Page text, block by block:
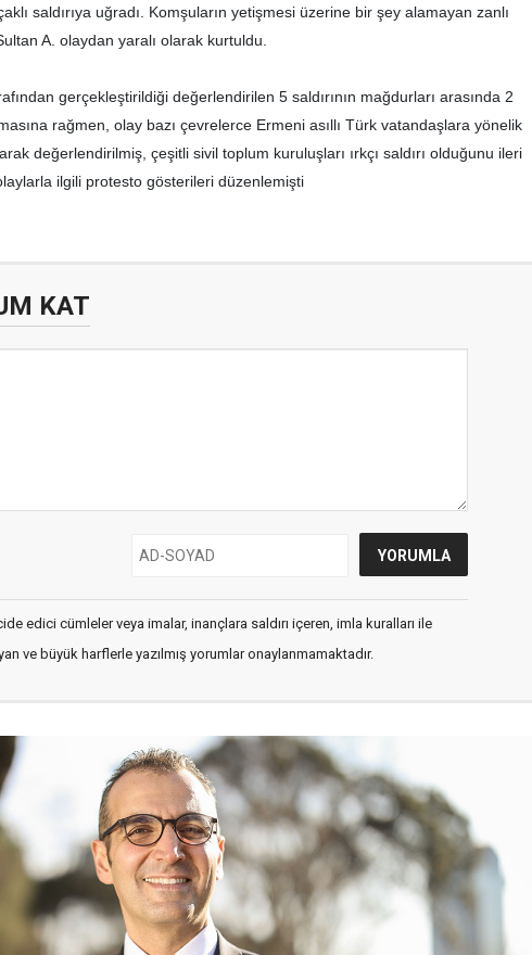
saldırıya uğradı. Komşuların yetişmesi üzerine bir şey alamayan zanlı
A. olaydan yaralı olarak kurtuldu.
gerçekleştirildiği değerlendirilen 5 saldırının mağdurları arasında 2
rağmen, olay bazı çevrelerce Ermeni asıllı Türk vatandaşlara yönelik
değerlendirilmiş, çeşitli sivil toplum kuruluşları ırkçı saldırı olduğunu ileri
ilgili protesto gösterileri düzenlemişti
KAT
edici cümleler veya imalar, inançlara saldırı içeren, imla kuralları ile
ve büyük harflerle yazılmış yorumlar onaylanmamaktadır.